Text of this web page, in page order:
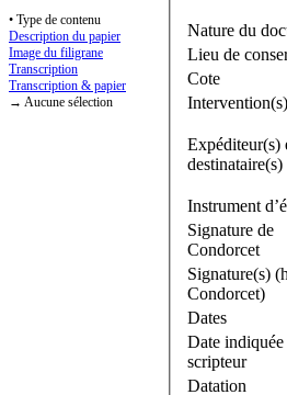
• Type de contenu
Description du papier
Image du filigrane
Transcription
Transcription & papier
→ Aucune sélection
Nature du
Lieu de
Cote
Intervention(s)
Expéditeur(s)
destinataire(s)
Instrument
Signature de
Condorcet
Signature(s)
Condorcet)
Dates
Date indiquée
scripteur
Datation